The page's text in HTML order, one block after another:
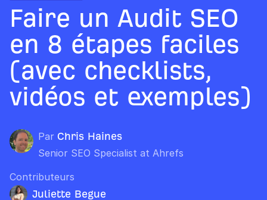
Faire un Audit SEO
en 8 étapes faciles
(avec checklists,
vidéos et exemples)
Par Chris Haines
Senior SEO Specialist at Ahrefs
Contributeurs
Juliette Begue